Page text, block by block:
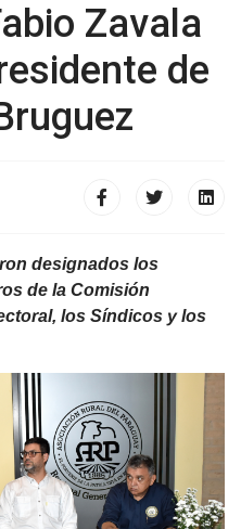
Zavala
de
designados los
de la Comisión
los Síndicos y los